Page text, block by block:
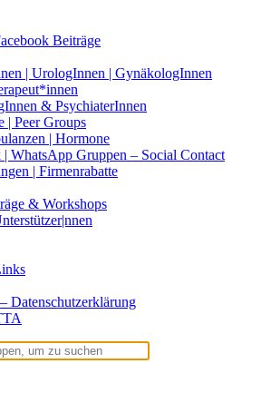
Beiträge
| UrologInnen | GynäkologInnen
& PsychiaterInnen
| Peer Groups
| Hormone
| WhatsApp Gruppen – Social Contact
| Firmenrabatte
& Workshops
Datenschutzerklärung